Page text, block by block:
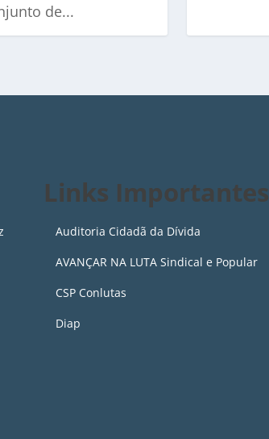
de...
Links Importantes
Auditoria Cidadã da Dívida
AVANÇAR NA LUTA Sindical e Popular
CSP Conlutas
Diap